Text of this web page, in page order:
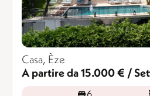
Casa, Èze
A partire da 15.000 € /
6